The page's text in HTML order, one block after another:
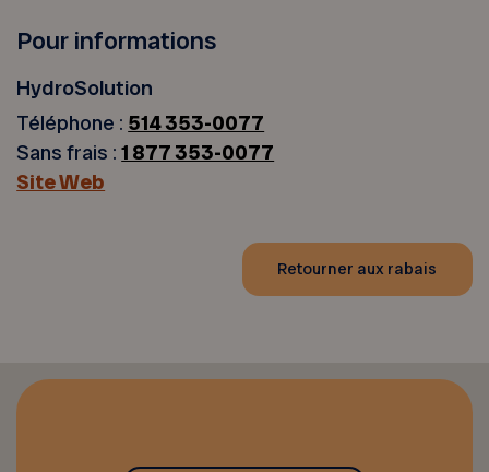
Pour informations
HydroSolution
Téléphone : 514 353-0077
Sans frais :1 877 353-0077
Site Web
Retourner aux rabais